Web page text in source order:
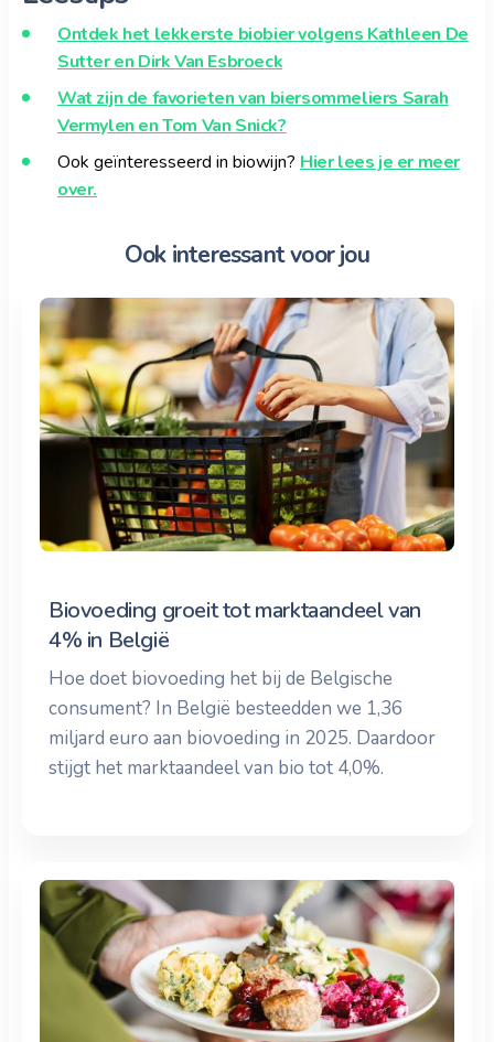
Ontdek het lekkerste biobier volgens Kathleen De
Sutter en Dirk Van Esbroeck
Wat zijn de favorieten van biersommeliers Sarah
Vermylen en Tom Van Snick?
Ook geïnteresseerd in biowijn? Hier lees je er meer
over.
Ook interessant voor jou
Biovoeding groeit tot marktaandeel van
4% in België
Hoe doet biovoeding het bij de Belgische
consument? In België besteedden we 1,36
miljard euro aan biovoeding in 2025. Daardoor
stijgt het marktaandeel van bio tot 4,0%.